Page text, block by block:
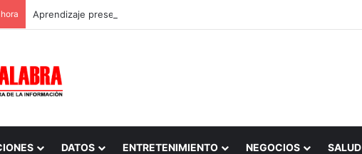
Aprendizaje presencial vs. por internet
DATOS ENTRETENIMIENTO NEGOCIOS SALUD